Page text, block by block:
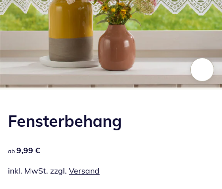
Fensterbehang
9,99 €
ab 9,99 €
inkl. MwSt. zzgl. Versand